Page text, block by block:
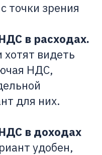
точки зрения
в расходах.
видеть
НДС,
для них.
в доходах
удобен,